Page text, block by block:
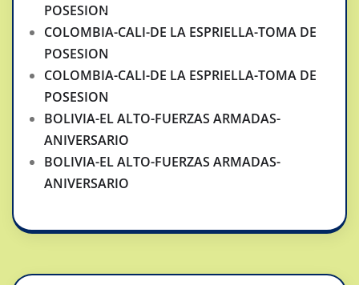
POSESION
COLOMBIA-CALI-DE LA ESPRIELLA-TOMA DE
POSESION
COLOMBIA-CALI-DE LA ESPRIELLA-TOMA DE
POSESION
BOLIVIA-EL ALTO-FUERZAS ARMADAS-
ANIVERSARIO
BOLIVIA-EL ALTO-FUERZAS ARMADAS-
ANIVERSARIO